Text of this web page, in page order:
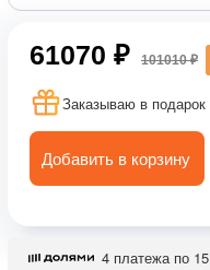
61070 ₽ 101010 ₽
Заказываю в подарок
Добавить в корзину
4 платежа по